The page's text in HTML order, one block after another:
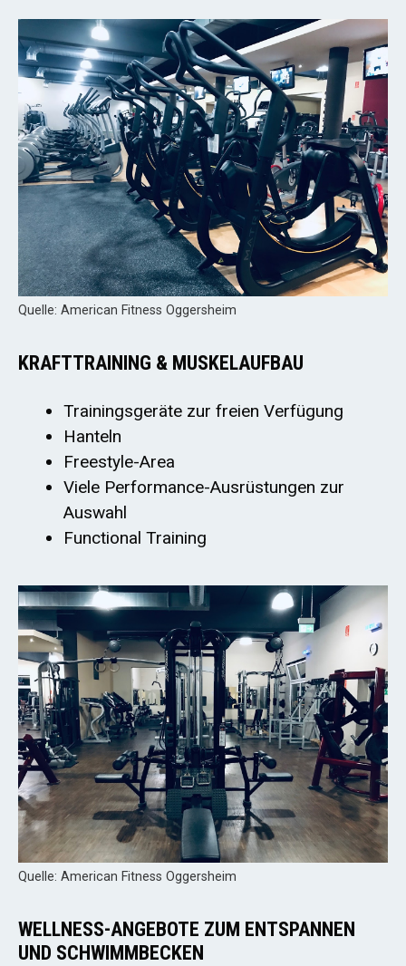
Quelle: American Fitness Oggersheim
KRAFTTRAINING & MUSKELAUFBAU
Trainingsgeräte zur freien Verfügung
Hanteln
Freestyle-Area
Viele Performance-Ausrüstungen zur
Auswahl
Functional Training
Quelle: American Fitness Oggersheim
WELLNESS-ANGEBOTE ZUM ENTSPANNEN
UND SCHWIMMBECKEN